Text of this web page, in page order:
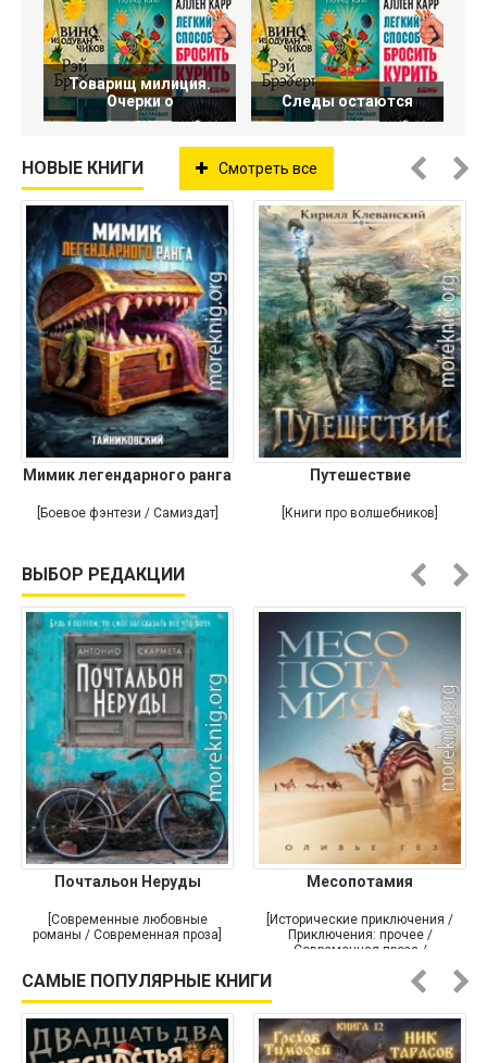
Товарищ милиция.
Очерки о
Следы остаются
НОВЫЕ КНИГИ Смотреть все
Мимик легендарного ранга
[Боевое фэнтези / Самиздат]
Путешествие
[Книги про волшебников]
ВЫБОР РЕДАКЦИИ
Почтальон Неруды
[Современные любовные
романы / Современная проза]
Месопотамия
[Исторические приключения /
Приключения: прочее /
Современная проза /
САМЫЕ ПОПУЛЯРНЫЕ КНИГИ